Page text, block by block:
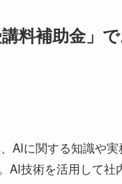
料補助金」
AIに関する知識や
技術を活用して